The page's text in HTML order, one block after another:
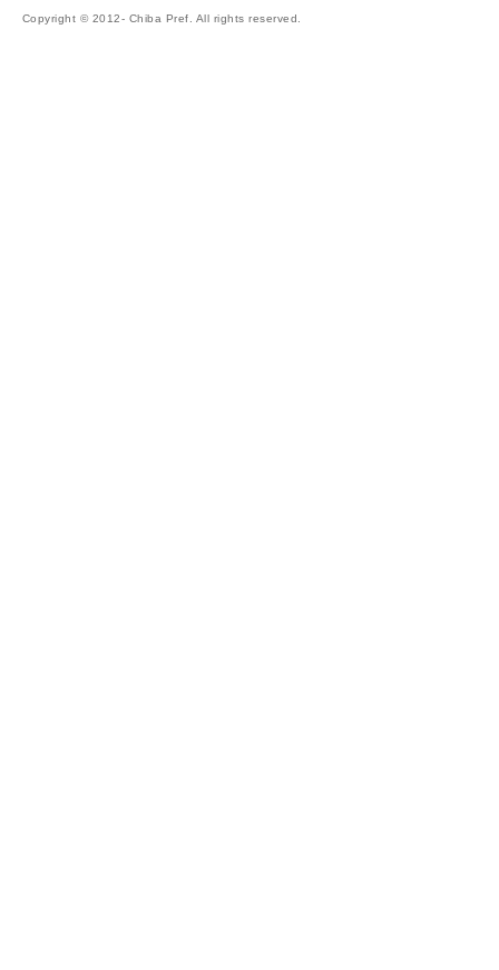
Copyright © 2012- Chiba Pref. All rights reserved.